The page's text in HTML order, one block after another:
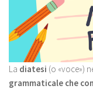
La diatesi (o «voce»)
grammaticale che